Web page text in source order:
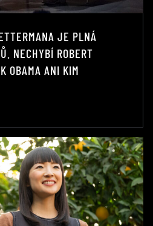
JE PLNÁ
NECHYBÍ ROBERT
OBAMA ANI KIM